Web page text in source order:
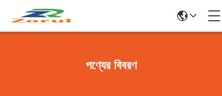
পণ্যের বিবরণ